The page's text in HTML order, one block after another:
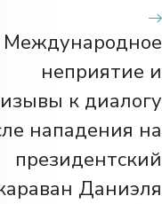
Международное
неприятие и
к диалогу
нападения на
президентский
Даниэля